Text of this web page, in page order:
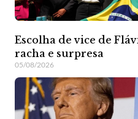
Escolha de vice de
racha e surpresa
05/08/2026